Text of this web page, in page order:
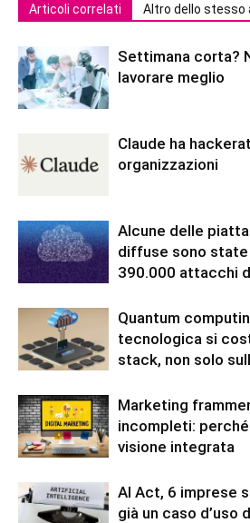
Articoli correlati Altro dello stesso
Settimana corta?
lavorare meglio
Claude ha
organizzazioni
Alcune delle
diffuse sono
390.000 attacchi
Quantum
tecnologica si
stack, non solo
Marketing
incompleti:
visione integrata
AI Act, 6 imprese
già un caso d’uso